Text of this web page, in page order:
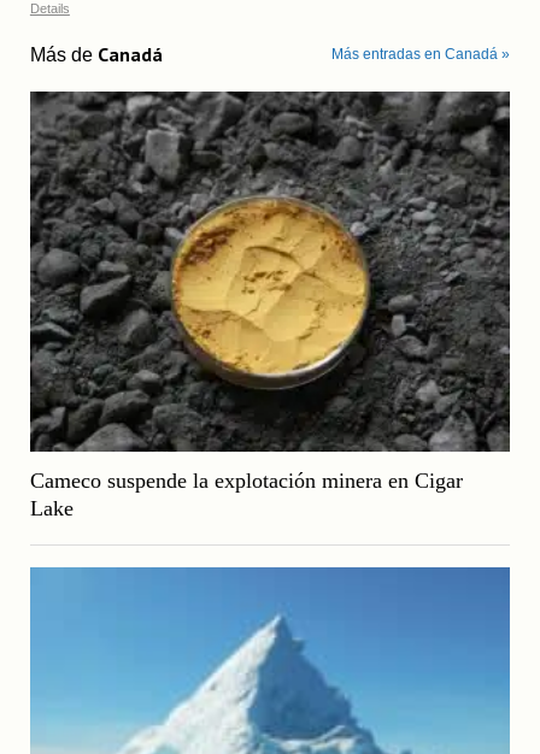
Details
Más de Canadá Más entradas en Canadá »
Cameco suspende la explotación minera en Cigar
Lake